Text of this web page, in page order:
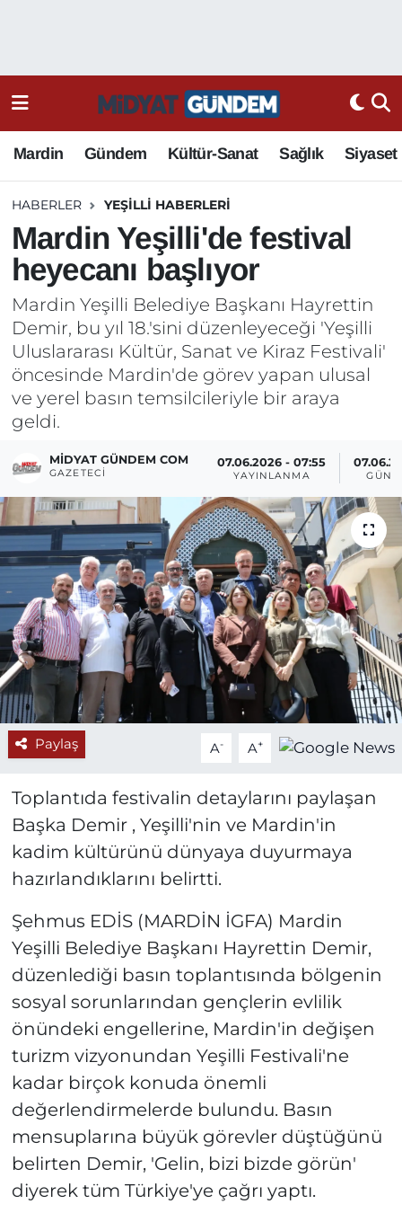
Mardin Gündem Kültür-Sanat Sağlık Siyaset
HABERLER YEŞILLI HABERLERI
Mardin Yeşilli'de festival
heyecanı başlıyor
Mardin Yeşilli Belediye Başkanı Hayrettin
Demir, bu yıl 18.'sini düzenleyeceği 'Yeşilli
Uluslararası Kültür, Sanat ve Kiraz Festivali'
öncesinde Mardin'de görev yapan ulusal
ve yerel basın temsilcileriyle bir araya
geldi.
MIDYAT GÜNDEM COM
GAZETECI
07.06.2026 - 07:55
YAYINLANMA
Paylaş A- A+
Toplantıda festivalin detaylarını paylaşan
Başka Demir , Yeşilli'nin ve Mardin'in
kadim kültürünü dünyaya duyurmaya
hazırlandıklarını belirtti.
Şehmus EDİS (MARDİN İGFA) Mardin
Yeşilli Belediye Başkanı Hayrettin Demir,
düzenlediği basın toplantısında bölgenin
sosyal sorunlarından gençlerin evlilik
önündeki engellerine, Mardin'in değişen
turizm vizyonundan Yeşilli Festivali'ne
kadar birçok konuda önemli
değerlendirmelerde bulundu. Basın
mensuplarına büyük görevler düştüğünü
belirten Demir, 'Gelin, bizi bizde görün'
diyerek tüm Türkiye'ye çağrı yaptı.